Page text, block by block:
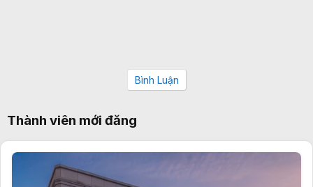
Bình Luận
Thành viên mới đăng